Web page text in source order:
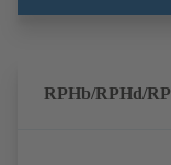
RPHb/RPHd/